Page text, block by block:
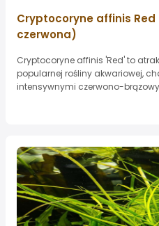
Cryptocoryne affinis
czerwona)
Cryptocoryne affinis 'Red' to
popularnej rośliny akwariowej,
intensywnymi czerwono-